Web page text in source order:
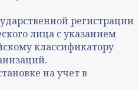
регистрации
лица с указанием
классификатору
на учет в